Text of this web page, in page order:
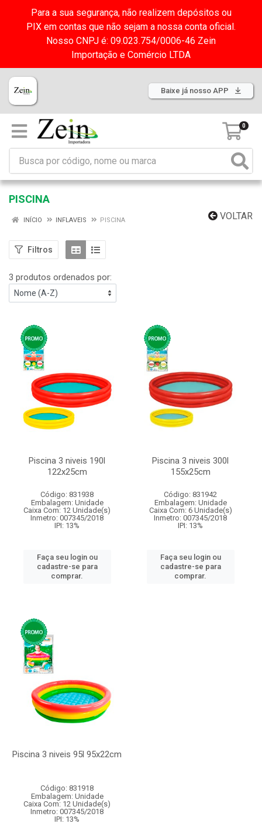
Para a sua segurança, não realizem depósitos ou
PIX em contas que não sejam a nossa conta oficial.
Nosso CNPJ é: 09.023.754/0006-46 Zein
Importação e Comércio LTDA
Baixe já nosso APP
0
PISCINA
VOLTAR
INÍCIO INFLAVEIS PISCINA
Filtros
3 produtos ordenados por:
Piscina 3 niveis 190l
122x25cm
Código: 831938
Embalagem: Unidade
Caixa Com: 12 Unidade(s)
Inmetro: 007345/2018
IPI: 13%
Faça seu login ou
cadastre-se para
comprar.
Piscina 3 niveis 300l
155x25cm
Código: 831942
Embalagem: Unidade
Caixa Com: 6 Unidade(s)
Inmetro: 007345/2018
IPI: 13%
Faça seu login ou
cadastre-se para
comprar.
Piscina 3 niveis 95l 95x22cm
Código: 831918
Embalagem: Unidade
Caixa Com: 12 Unidade(s)
Inmetro: 007345/2018
IPI: 13%